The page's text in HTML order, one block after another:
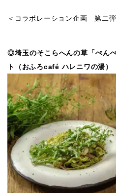
＜コラボレーション企画 第二弾
◎埼玉のそこらへんの草「ぺん
ト（おふろcafé ハレニワの湯）